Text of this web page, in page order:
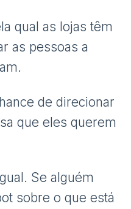
qual as lojas têm
as pessoas a
de direcionar
que eles querem
Se alguém
sobre o que está